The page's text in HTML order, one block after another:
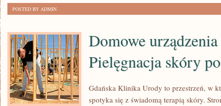
POSTED BY ADMIN
Domowe
Pielęgnacja skóry
Gdańska Klinika Urody to przestrzeń, w
spotyka się z świadomą terapią skóry.